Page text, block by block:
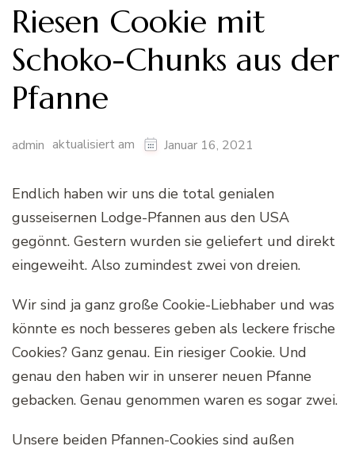
Riesen Cookie mit
Schoko-Chunks aus der
Pfanne
admin aktualisiert am Januar 16, 2021
Endlich haben wir uns die total genialen
gusseisernen Lodge-Pfannen aus den USA
gegönnt. Gestern wurden sie geliefert und direkt
eingeweiht. Also zumindest zwei von dreien.
Wir sind ja ganz große Cookie-Liebhaber und was
könnte es noch besseres geben als leckere frische
Cookies? Ganz genau. Ein riesiger Cookie. Und
genau den haben wir in unserer neuen Pfanne
gebacken. Genau genommen waren es sogar zwei.
Unsere beiden Pfannen-Cookies sind außen